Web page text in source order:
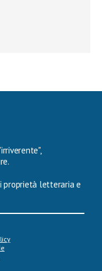
proprietà letteraria e